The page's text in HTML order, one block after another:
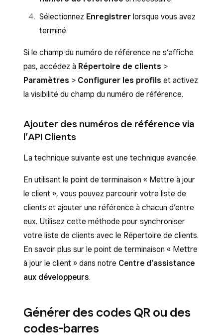
Sélectionnez Enregistrer lorsque vous avez
terminé.
Si le champ du numéro de référence ne s’affiche
pas, accédez à Répertoire de clients >
Paramètres > Configurer les profils et activez
la visibilité du champ du numéro de référence.
Ajouter des numéros de référence via
l’API Clients
La technique suivante est une technique avancée.
En utilisant le point de terminaison « Mettre à jour
le client », vous pouvez parcourir votre liste de
clients et ajouter une référence à chacun d’entre
eux. Utilisez cette méthode pour synchroniser
votre liste de clients avec le Répertoire de clients.
En savoir plus sur le point de terminaison « Mettre
à jour le client » dans notre Centre d’assistance
aux développeurs.
Générer des codes QR ou des
codes-barres